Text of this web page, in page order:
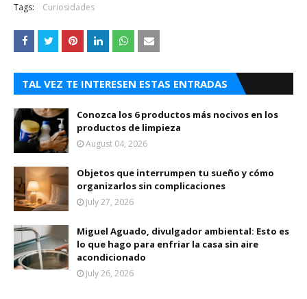
Tags: Curiosidades
TAL VEZ TE INTERESEN ESTAS ENTRADAS
Conozca los 6 productos más nocivos en los
productos de limpieza
August 04, 2026
Objetos que interrumpen tu sueño y cómo
organizarlos sin complicaciones
July 27, 2026
Miguel Aguado, divulgador ambiental: Esto es
lo que hago para enfriar la casa sin aire
acondicionado
July 26, 2026